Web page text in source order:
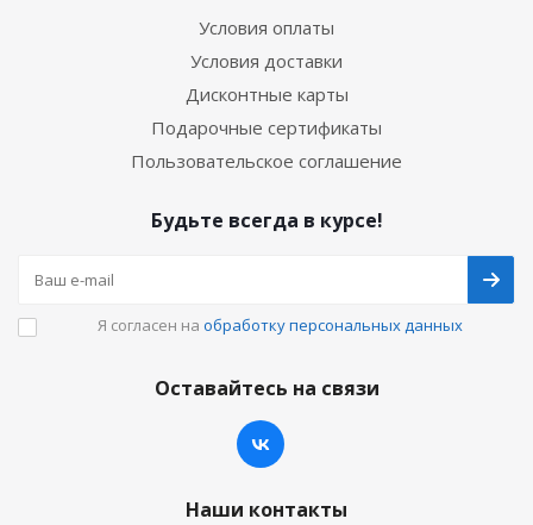
Условия оплаты
Условия доставки
Дисконтные карты
Подарочные сертификаты
Пользовательское соглашение
Будьте всегда в курсе!
Я согласен на обработку персональных данных
Оставайтесь на связи
Наши контакты